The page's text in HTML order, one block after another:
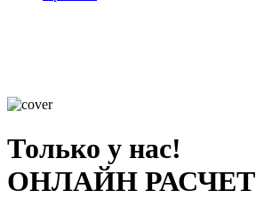
Только у нас!
ОНЛАЙН РАСЧЕТ